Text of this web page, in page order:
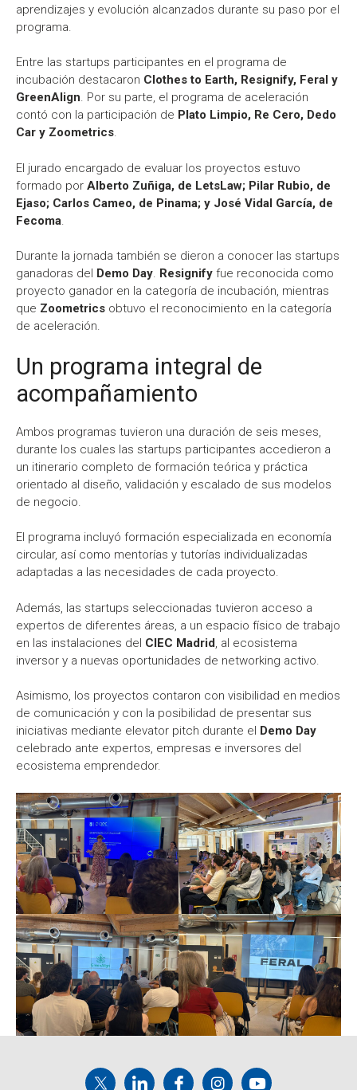
aprendizajes y evolución alcanzados durante su paso por el
programa.
Entre las startups participantes en el programa de
incubación destacaron Clothes to Earth, Resignify, Feral y
GreenAlign. Por su parte, el programa de aceleración
contó con la participación de Plato Limpio, Re Cero, Dedo
Car y Zoometrics.
El jurado encargado de evaluar los proyectos estuvo
formado por Alberto Zuñiga, de LetsLaw; Pilar Rubio, de
Ejaso; Carlos Cameo, de Pinama; y José Vidal García, de
Fecoma
Durante la jornada también se dieron a conocer las startups
ganadoras del Demo Day. Resignify fue reconocida como
proyecto ganador en la categoría de incubación, mientras
que Zoometrics obtuvo el reconocimiento en la categoría
de aceleración.
Un programa integral de
acompañamiento
Ambos programas tuvieron una duración de seis meses,
durante los cuales las startups participantes accedieron a
un itinerario completo de formación teórica y práctica
orientado al diseño, validación y escalado de sus modelos
de negocio.
El programa incluyó formación especializada en economía
circular, así como mentorías y tutorías individualizadas
adaptadas a las necesidades de cada proyecto.
Además, las startups seleccionadas tuvieron acceso a
expertos de diferentes áreas, a un espacio físico de trabajo
en las instalaciones del CIEC Madrid , al ecosistema
inversor y a nuevas oportunidades de networking activo.
Asimismo, los proyectos contaron con visibilidad en medios
de comunicación y con la posibilidad de presentar sus
iniciativas mediante elevator pitch durante el Demo Day
celebrado ante expertos, empresas e inversores del
ecosistema emprendedor.